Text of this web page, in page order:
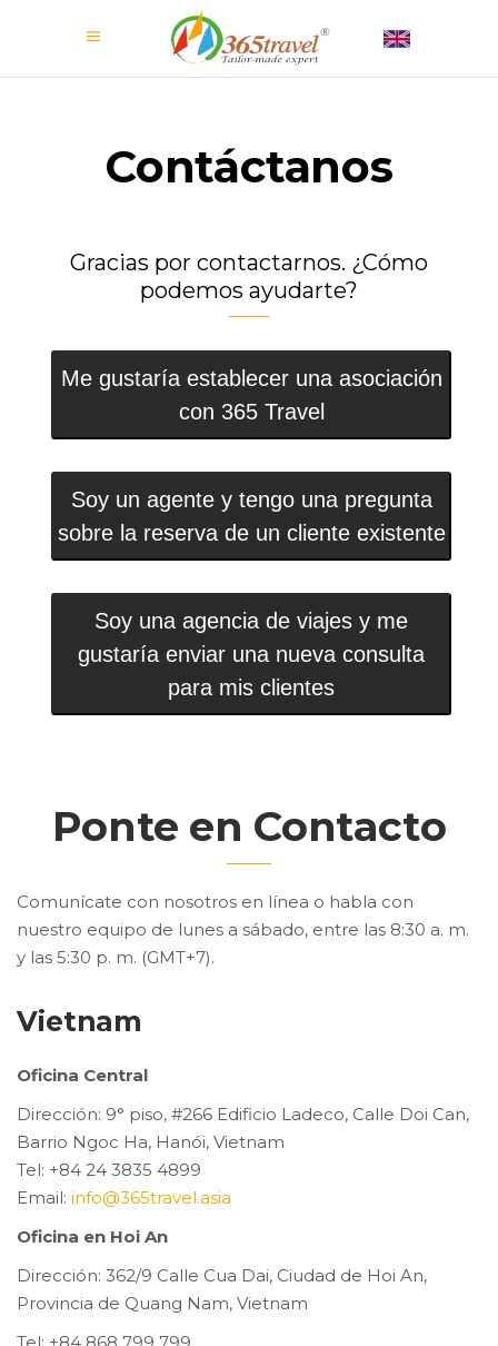
Contáctanos
Gracias por contactarnos. ¿Cómo
podemos ayudarte?
Me gustaría establecer una asociación
con 365 Travel
Soy un agente y tengo una pregunta
sobre la reserva de un cliente existente
Soy una agencia de viajes y me
gustaría enviar una nueva consulta
para mis clientes
Ponte en Contacto
Comunícate con nosotros en línea o habla con
nuestro equipo de lunes a sábado, entre las 8:30 a. m.
y las 5:30 p. m. (GMT+7).
Vietnam
Oficina Central
Dirección: 9° piso, #266 Edificio Ladeco, Calle Doi Can,
Barrio Ngoc Ha, Hanói, Vietnam
Tel: +84 24 3835 4899
Email: info@365travel.asia
Oficina en Hoi An
Dirección: 362/9 Calle Cua Dai, Ciudad de Hoi An,
Provincia de Quang Nam, Vietnam